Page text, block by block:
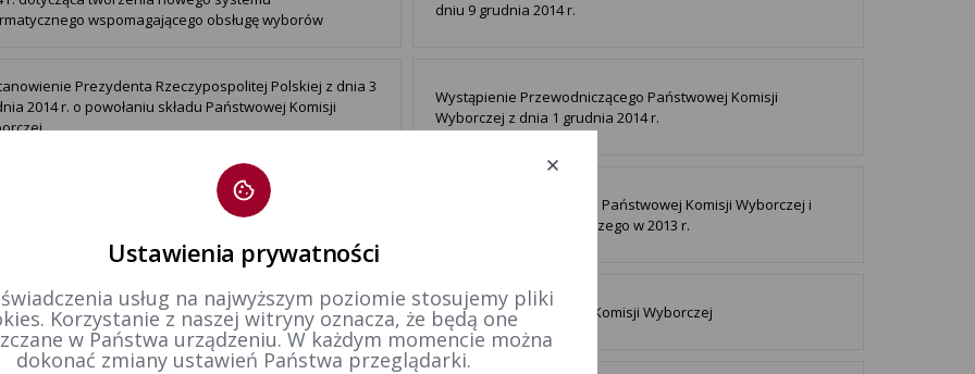
wspomagającego obsługę wyborów
dniu 9 grudnia 2014 r.
Prezydenta Rzeczypospolitej Polskiej z dnia 3
2014 r. o powołaniu składu Państwowej Komisji
Wystąpienie Przewodniczącego Państwowej Komisji
Wyborczej z dnia 1 grudnia 2014 r.
Państwowej Komisji Wyborczej z dnia 27 listopada
r. w sprawie wynagrodzeń członków Państwowej
Informacja o działalności Państwowej Komisji Wyborczej i
Krajowego Biura Wyborczego w 2013 r.
Państwowej Komisji Wyborczej Komunikat Państwowej Komisji Wyborczej
Ustawienia prywatności
usług na najwyższym poziomie stosujemy pliki
Korzystanie z naszej witryny oznacza, że będą one
w Państwa urządzeniu. W każdym momencie można
dokonać zmiany ustawień Państwa przeglądarki.